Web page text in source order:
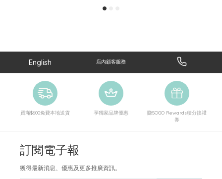
English 店內顧客服務
買滿$600免費本地送貨 享獨家品牌優惠
賺SOGO Rewards積分換禮
券
訂閱電子報
獲得最新消息、優惠及更多推廣資訊。